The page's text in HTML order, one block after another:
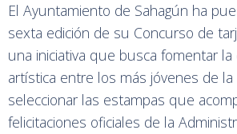
El Ayuntamiento de Sahagún ha
sexta edición de su Concurso de
una iniciativa que busca fomentar la
artística entre los más jóvenes de la
seleccionar las estampas que
felicitaciones oficiales de la